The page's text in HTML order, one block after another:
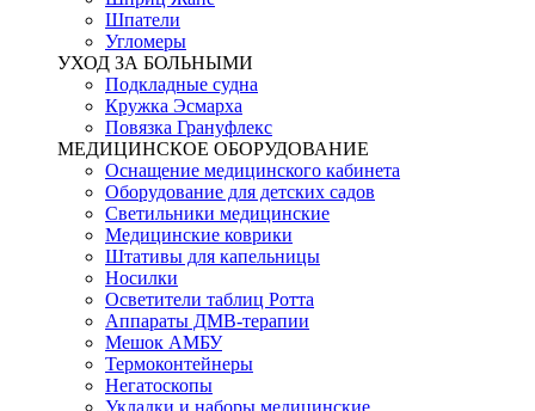
Шпатели
Угломеры
УХОД ЗА БОЛЬНЫМИ
Подкладные судна
Кружка Эсмарха
Повязка Грануфлекс
МЕДИЦИНСКОЕ ОБОРУДОВАНИЕ
Оснащение медицинского кабинета
Оборудование для детских садов
Светильники медицинские
Медицинские коврики
Штативы для капельницы
Носилки
Осветители таблиц Ротта
Аппараты ДМВ-терапии
Мешок АМБУ
Термоконтейнеры
Негатоскопы
Укладки и наборы медицинские